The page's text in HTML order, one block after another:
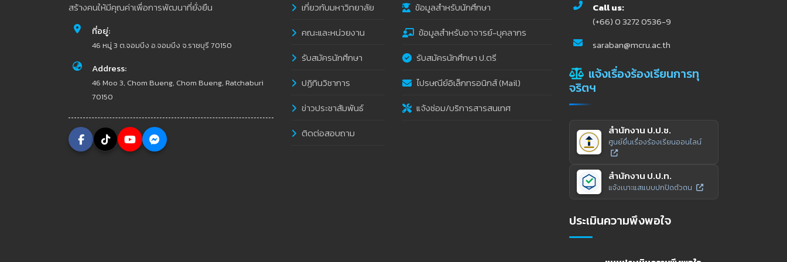
สร้างคนให้มีคุณค่าเพื่อการพัฒนาที่ยั่งยืน
ที่อยู่:
46 หมู่ 3 ต.จอมบึง อ.จอมบึง จ.ราชบุรี 70150
Address:
46 Moo 3, Chom Bueng, Chom Bueng, Ratchaburi
70150
เกี่ยวกับมหาวิทยาลัย
คณะและหน่วยงาน
รับสมัครนักศึกษา
ปฏิทินวิชาการ
ข่าวประชาสัมพันธ์
ติดต่อสอบถาม
ข้อมูลสำหรับนักศึกษา
ข้อมูลสำหรับอาจารย์-บุคลากร
รับสมัครนักศึกษา ป.ตรี
ไปรษณีย์อิเล็กทรอนิกส์ (Mail)
แจ้งซ่อม/บริการสารสนเทศ
Call us:
(+66) 0 3272 0536-9
saraban@mcru.ac.th
แจ้งเรื่องร้องเรียนการทุ
จริตฯ
สำนักงาน ป.ป.ช.
ศูนย์ยื่นเรื่องร้องเรียนออนไลน์
สำนักงาน ป.ป.ท.
แจ้งเบาะแสแบบปกปิดตัวตน
ประเมินความพึงพอใจ